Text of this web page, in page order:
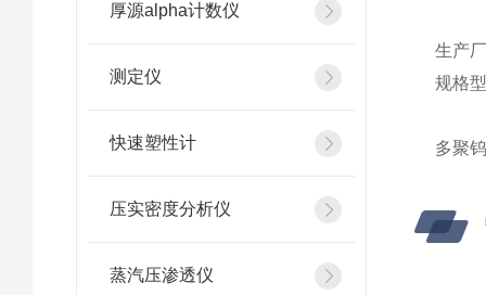
厚源alpha计数仪
测定仪
快速塑性计
压实密度分析仪
蒸汽压渗透仪
生产
规格
多聚